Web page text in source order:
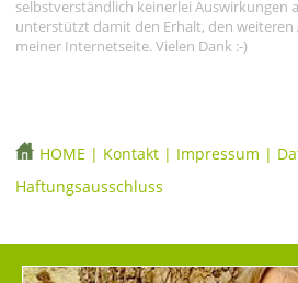
selbstverständlich keinerlei Auswirkungen
unterstützt damit den Erhalt, den weiteren
meiner Internetseite. Vielen Dank :-)
HOME | Kontakt | Impressum |
Haftungsausschluss